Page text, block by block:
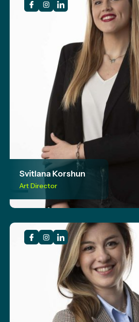
Svitlana Korshun
Art Director